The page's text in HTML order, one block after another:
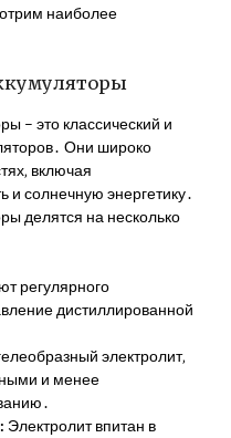
наиболее
– это классический и
Они широко
включая
солнечную энергетику․
делятся на несколько
регулярного
дистиллированной
электролит‚
и менее
Электролит впитан в